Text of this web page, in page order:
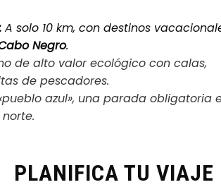
: A solo 10 km, con destinos
Negro.
de alto valor ecológico con calas,
de pescadores.
azul», una parada obligatoria
PLANIFICA TU VIAJE